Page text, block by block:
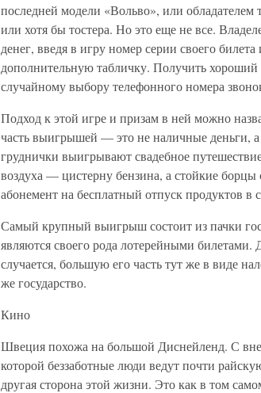
последней модели «Вольво», или обладателем
или хотя бы тостера. Но это еще не все.
денег, введя в игру номер серии своего
дополнительную табличку. Получить
случайному выбору телефонного номера
Подход к этой игре и призам в ней можно
часть выигрышей — это не наличные деньги,
груднички выигрывают свадебное
воздуха — цистерну бензина, а стойкие
абонемент на бесплатный отпуск продуктов в
Самый крупный выигрыш состоит из пачки
являются своего рода лотерейными билетами.
случается, большую его часть тут же в виде
же государство.
Кино
Швеция похожа на большой Диснейленд. С
которой беззаботные люди ведут почти
другая сторона этой жизни. Это как в том